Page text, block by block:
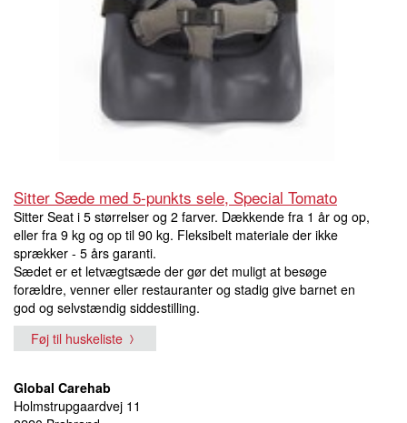
Sitter Sæde med 5-punkts sele, Special Tomato
Sitter Seat i 5 størrelser og 2 farver. Dækkende fra 1 år og op,
eller fra 9 kg og op til 90 kg. Fleksibelt materiale der ikke
sprækker - 5 års garanti.
Sædet er et letvægtsæde der gør det muligt at besøge
forældre, venner eller restauranter og stadig give barnet en
god og selvstændig siddestilling.
Føj til huskeliste
Global Carehab
Holmstrupgaardvej 11